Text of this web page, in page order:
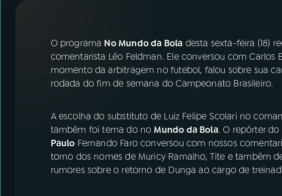
FESTIVAL DE MÚSICA
ACOMPANHE A RÁDIO NACIONAL
Instagram X
O programa No Mundo da Bola desta sexta-feira (18)
comentarista Léo Feldman. Ele conversou com Carlos
momento da arbitragem no futebol, falou sobre sua
rodada do fim de semana do Campeonato Brasileiro.
A escolha do substituto de Luiz Felipe Scolari no
também foi tema do no Mundo da Bola. O repórter
Paulo Fernando Faro conversou com nossos
torno dos nomes de Muricy Ramalho, Tite e também
rumores sobre o retorno de Dunga ao cargo de